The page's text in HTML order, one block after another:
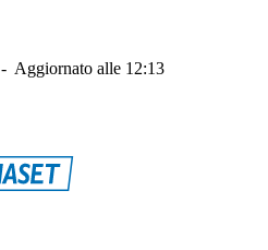
- Aggiornato alle 12:13